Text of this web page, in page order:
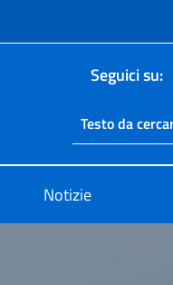
Seguici su:
Cerca nel sito
Notizie